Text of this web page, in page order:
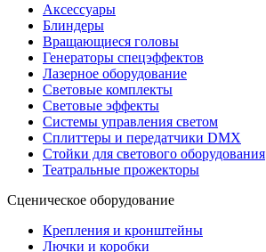
Аксессуары
Блиндеры
Вращающиеся головы
Генераторы спецэффектов
Лазерное оборудование
Световые комплекты
Световые эффекты
Системы управления светом
Сплиттеры и передатчики DMX
Стойки для светового оборудования
Театральные прожекторы
Сценическое оборудование
Крепления и кронштейны
Лючки и коробки